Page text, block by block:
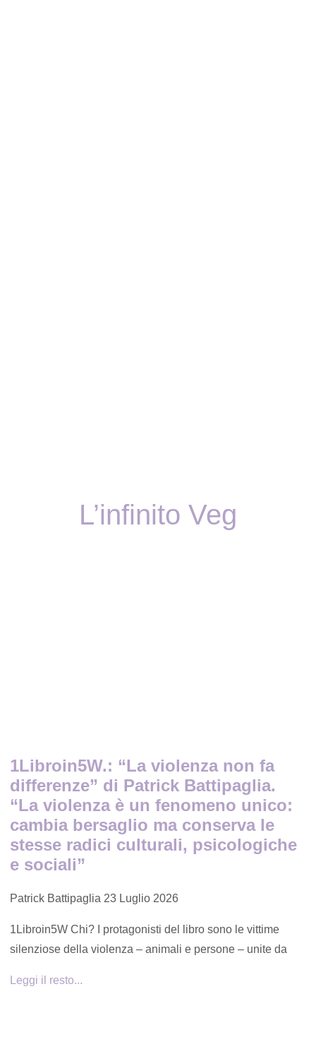
L’infinito Veg
1Libroin5W.: “La violenza non fa
differenze” di Patrick Battipaglia.
“La violenza è un fenomeno unico:
cambia bersaglio ma conserva le
stesse radici culturali, psicologiche
e sociali”
Patrick Battipaglia 23 Luglio 2026
1Libroin5W Chi? I protagonisti del libro sono le vittime
silenziose della violenza – animali e persone – unite da
Leggi il resto...